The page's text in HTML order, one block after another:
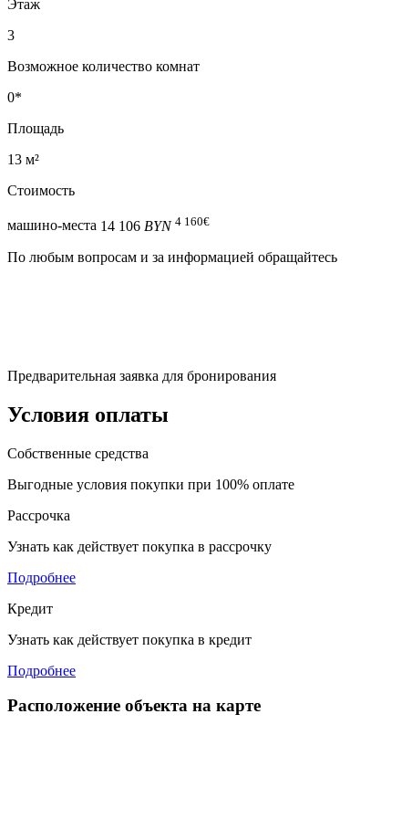
Этаж
3
Возможное количество комнат
0*
Площадь
13 м²
Стоимость
машино-места 14 106 BYN 4 160€
По любым вопросам и за информацией обращайтесь
Предварительная заявка для бронирования
Условия оплаты
Собственные средства
Выгодные условия покупки при 100% оплате
Рассрочка
Узнать как действует покупка в рассрочку
Подробнее
Кредит
Узнать как действует покупка в кредит
Подробнее
Расположение объекта на карте